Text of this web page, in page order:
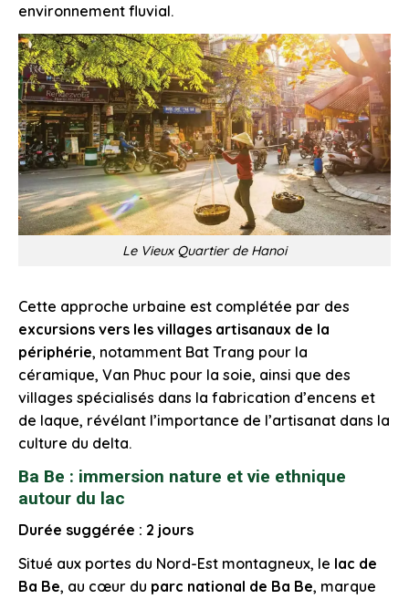
environnement fluvial.
Le Vieux Quartier de Hanoi
Cette approche urbaine est complétée par des
excursions vers les villages artisanaux de la
périphérie, notamment Bat Trang pour la
céramique, Van Phuc pour la soie, ainsi que des
villages spécialisés dans la fabrication d’encens et
de laque, révélant l’importance de l’artisanat dans la
culture du delta.
Ba Be : immersion nature et vie ethnique
autour du lac
Durée suggérée : 2 jours
Situé aux portes du Nord-Est montagneux, le lac de
Ba Be, au cœur du parc national de Ba Be, marque